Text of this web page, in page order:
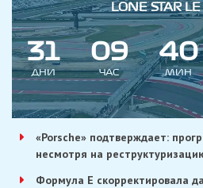
LONE STAR
31
ДНИ
09
ЧАС
40
МИН
«Porsche» подтверждает:
несмотря на
Формула E скорректировала